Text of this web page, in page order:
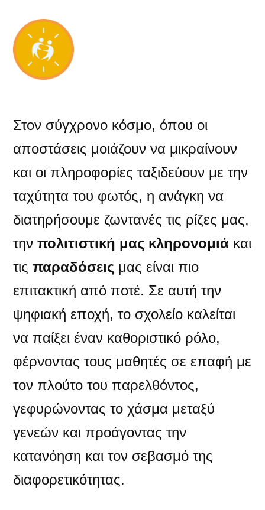
Στον σύγχρονο κόσμο, όπου οι
αποστάσεις μοιάζουν να μικραίνουν
και οι πληροφορίες ταξιδεύουν με την
ταχύτητα του φωτός, η ανάγκη να
διατηρήσουμε ζωντανές τις ρίζες μας,
τηνπολιτιστική μας κληρονομιά και
τιςπαραδόσεις μας είναι πιο
επιτακτική από ποτέ. Σε αυτή την
ψηφιακή εποχή, το σχολείο καλείται
να παίξει έναν καθοριστικό ρόλο,
φέρνοντας τους μαθητές σε επαφή με
τον πλούτο του παρελθόντος,
γεφυρώνοντας το χάσμα μεταξύ
γενεών και προάγοντας την
κατανόηση και τον σεβασμό της
διαφορετικότητας.